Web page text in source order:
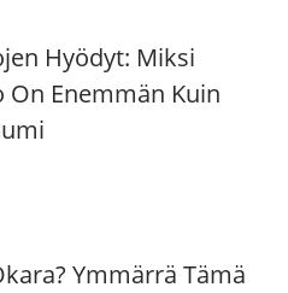
Hyödyt: Miksi
On Enemmän Kuin
Ymmärrä Tämä